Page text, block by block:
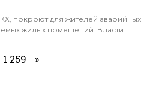
покроют для жителей аварийных
жилых помещений. Власти
1 259 »